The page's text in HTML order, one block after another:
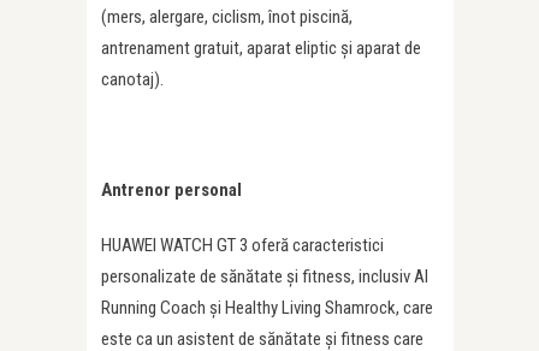
(mers, alergare, ciclism, înot piscină,
antrenament gratuit, aparat eliptic și aparat de
canotaj).
Antrenor personal
HUAWEI WATCH GT 3 oferă caracteristici
personalizate de sănătate și fitness, inclusiv AI
Running Coach și Healthy Living Shamrock, care
este ca un asistent de sănătate și fitness care